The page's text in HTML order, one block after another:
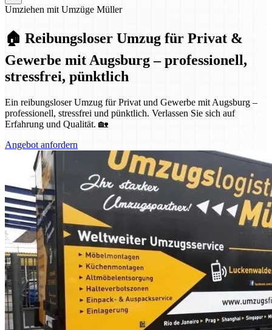
Umziehen mit Umzüge Müller
🏠 Reibungsloser Umzug für Privat &
Gewerbe mit Augsburg – professionell,
stressfrei, pünktlich
Ein reibungsloser Umzug für Privat und Gewerbe mit Augsburg –
professionell, stressfrei und pünktlich. Verlassen Sie sich auf
Erfahrung und Qualität. 🏡
Angebot anfordern